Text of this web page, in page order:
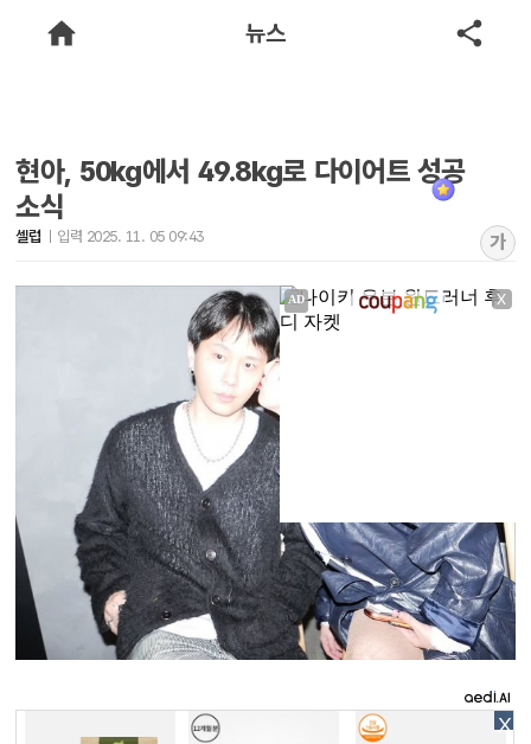
뉴스
현아, 50kg에서 49.8kg로 다이어트 성공
소식
셀럽 입력 2025. 11. 05 09:43 가
X
X